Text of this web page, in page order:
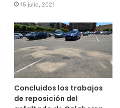
15 julio, 2021
Concluidos los trabajos
de reposición del